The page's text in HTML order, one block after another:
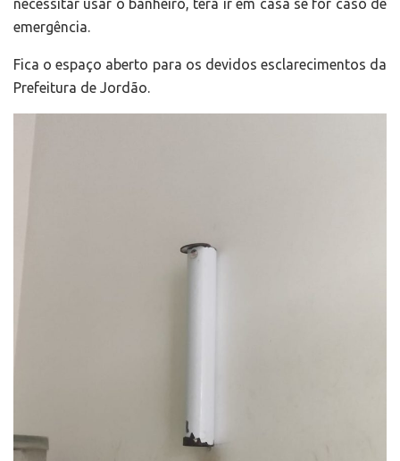
necessitar usar o banheiro, terá ir em casa se for caso de
emergência.
Fica o espaço aberto para os devidos esclarecimentos da
Prefeitura de Jordão.